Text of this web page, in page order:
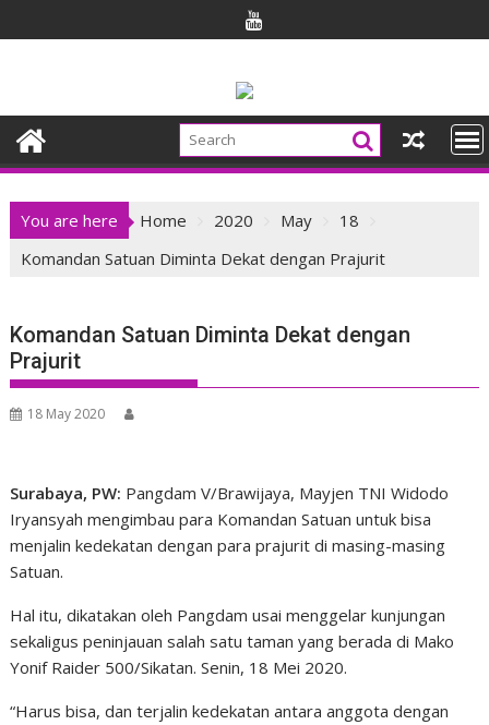
to
You are here Home 2020 May
18
Komandan Satuan Diminta Dekat dengan Prajurit
Komandan Satuan Diminta Dekat dengan
Prajurit
18 May 2020
Surabaya, PW: Pangdam V/Brawijaya, Mayjen TNI Widodo
Iryansyah mengimbau para Komandan Satuan untuk bisa
menjalin kedekatan dengan para prajurit di masing-masing
Satuan.
Hal itu, dikatakan oleh Pangdam usai menggelar kunjungan
sekaligus peninjauan salah satu taman yang berada di Mako
Yonif Raider 500/Sikatan. Senin, 18 Mei 2020.
“Harus bisa, dan terjalin kedekatan antara anggota dengan